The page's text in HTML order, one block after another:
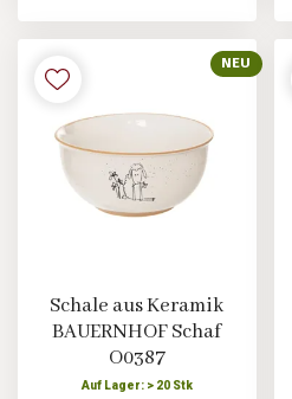
NEU
Schale aus Keramik
BAUERNHOF Schaf
O0387
Auf Lager: > 20 Stk